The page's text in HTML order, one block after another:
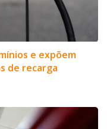
e expõem
de recarga